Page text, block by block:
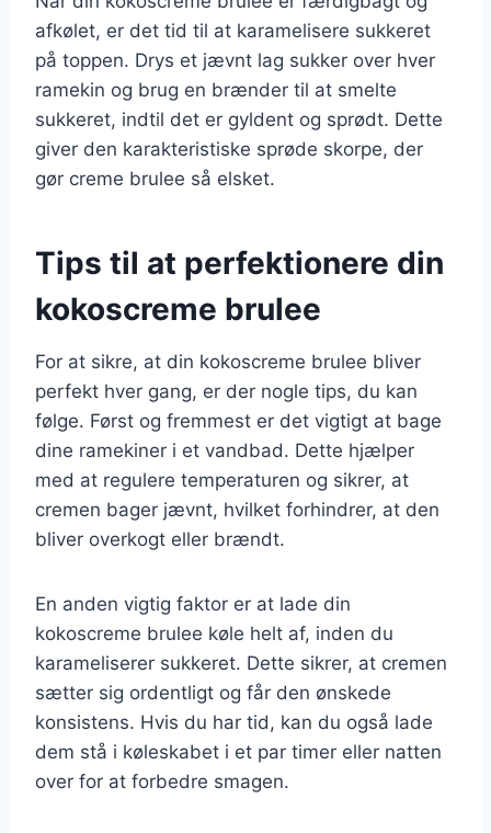
afkølet, er det tid til at karamelisere sukkeret
på toppen. Drys et jævnt lag sukker over hver
ramekin og brug en brænder til at smelte
sukkeret, indtil det er gyldent og sprødt. Dette
giver den karakteristiske sprøde skorpe, der
gør creme brulee så elsket.
Tips til at perfektionere din
kokoscreme brulee
For at sikre, at din kokoscreme brulee bliver
perfekt hver gang, er der nogle tips, du kan
følge. Først og fremmest er det vigtigt at bage
dine ramekiner i et vandbad. Dette hjælper
med at regulere temperaturen og sikrer, at
cremen bager jævnt, hvilket forhindrer, at den
bliver overkogt eller brændt.
En anden vigtig faktor er at lade din
kokoscreme brulee køle helt af, inden du
karameliserer sukkeret. Dette sikrer, at cremen
sætter sig ordentligt og får den ønskede
konsistens. Hvis du har tid, kan du også lade
dem stå i køleskabet i et par timer eller natten
over for at forbedre smagen.